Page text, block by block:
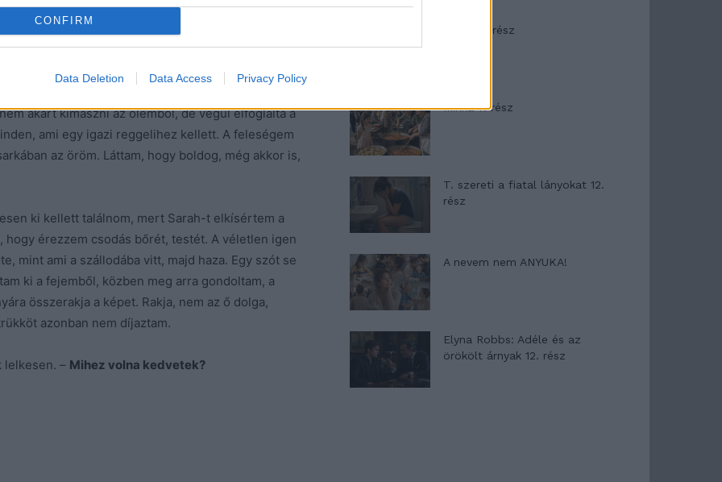
CONFIRM
Data Deletion Data Access Privacy Policy
a kis hálót szövő pókok.
hogy apa egyen pár falatot, és ti is, utána jöhet
akart kimászni az ölemből, de végül elfoglalta a
ami egy igazi reggelihez kellett. A feleségem
az öröm. Láttam, hogy boldog, még akkor is,
ki kellett találnom, mert Sarah-t elkísértem a
hogy érezzem csodás bőrét, testét. A véletlen igen
mint ami a szállodába vitt, majd haza. Egy szót se
ki a fejemből, közben meg arra gondoltam, a
összerakja a képet. Rakja, nem az ő dolga,
azonban nem díjaztam.
lelkesen. – Mihez volna kedvetek?
Minka 8. rész
Minka 7. rész
T. szereti a fiatal lányokat 12.
rész
A nevem nem ANYUKA!
Elyna Robbs: Adéle és az
örökölt árnyak 12. rész